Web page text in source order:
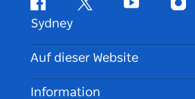
FacebookTwitter YouTube
Sydney
Kontaktieren Sie uns
Haftungsausschluss
Auf dieser Website
Reiseziele
Information